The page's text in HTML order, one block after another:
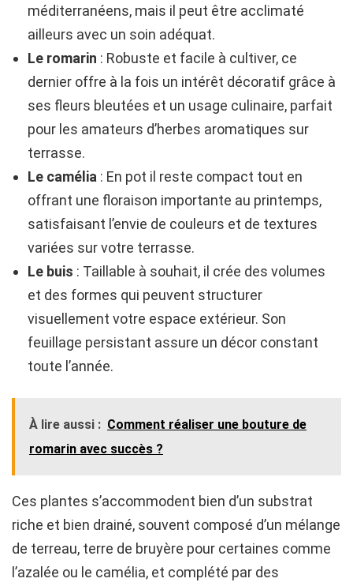
méditerranéens, mais il peut être acclimaté
ailleurs avec un soin adéquat.
Le romarin : Robuste et facile à cultiver, ce
dernier offre à la fois un intérêt décoratif grâce à
ses fleurs bleutées et un usage culinaire, parfait
pour les amateurs d’herbes aromatiques sur
terrasse.
Le camélia : En pot il reste compact tout en
offrant une floraison importante au printemps,
satisfaisant l’envie de couleurs et de textures
variées sur votre terrasse.
Le buis : Taillable à souhait, il crée des volumes
et des formes qui peuvent structurer
visuellement votre espace extérieur. Son
feuillage persistant assure un décor constant
toute l’année.
À lire aussi : Comment réaliser une bouture de
romarin avec succès ?
Ces plantes s’accommodent bien d’un substrat
riche et bien drainé, souvent composé d’un mélange
de terreau, terre de bruyère pour certaines comme
l’azalée ou le camélia, et complété par des